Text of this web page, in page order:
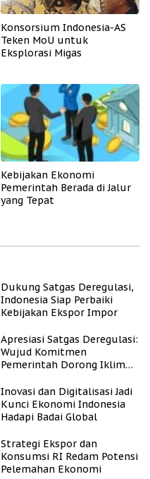
Konsorsium Indonesia-AS
Teken MoU untuk
Eksplorasi Migas
Kebijakan Ekonomi
Pemerintah Berada di Jalur
yang Tepat
Dukung Satgas Deregulasi,
Indonesia Siap Perbaiki
Kebijakan Ekspor Impor
Apresiasi Satgas Deregulasi:
Wujud Komitmen
Pemerintah Dorong Iklim
Inovasi dan Digitalisasi Jadi
Kunci Ekonomi Indonesia
Hadapi Badai Global
Strategi Ekspor dan
Konsumsi RI Redam Potensi
Pelemahan Ekonomi